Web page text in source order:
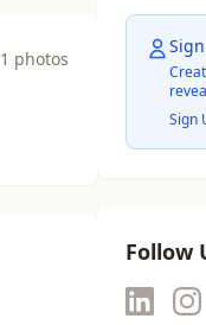
1 photos
Sign
Follow